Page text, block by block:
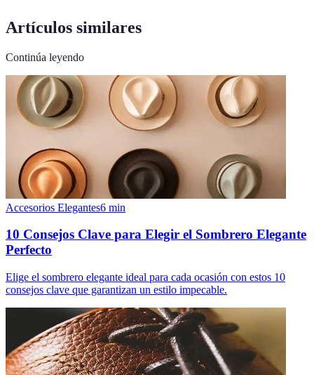
Artículos similares
Continúa leyendo
Accesorios Elegantes6 min
10 Consejos Clave para Elegir el Sombrero Elegante
Perfecto
Elige el sombrero elegante ideal para cada ocasión con estos 10
consejos clave que garantizan un estilo impecable.